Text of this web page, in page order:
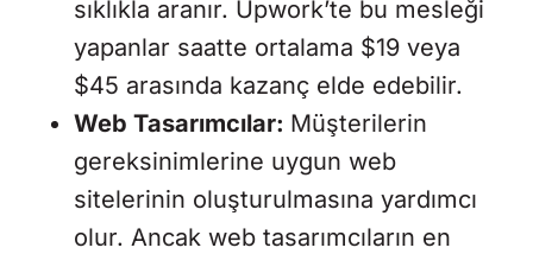
sıklıkla aranır. Upwork’te bu mesleği
yapanlar saatte ortalama $19 veya
$45 arasında kazanç elde edebilir.
Web Tasarımcılar: Müşterilerin
gereksinimlerine uygun web
sitelerinin oluşturulmasına yardımcı
olur. Ancak web tasarımcıların en